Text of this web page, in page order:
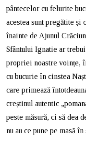
pântecelor cu felurite
acestea sunt pregătite și
înainte de Ajunul
Sfântului Ignatie ar
propriei noastre voințe,
cu bucurie în cinstea
care primează
creștinul autentic
peste măsură, ci să dea
nu au ce pune pe masă